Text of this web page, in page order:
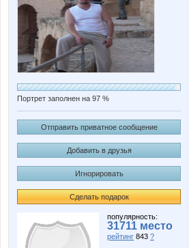
Портрет заполнен на 97 %
Отправить приватное сообщение
Добавить в друзья
Игнорировать
Сделать подарок
популярность:
31711 место
рейтинг 843 ?